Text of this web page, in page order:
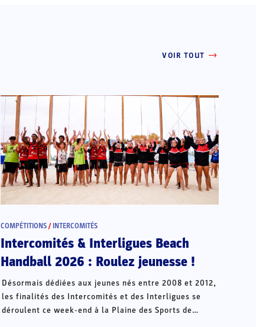
VOIR TOUT
COMPÉTITIONS / INTERCOMITÉS
Intercomités & Interligues Beach
Handball 2026 : Roulez jeunesse !
Désormais dédiées aux jeunes nés entre 2008 et 2012,
les finalités des Intercomités et des Interligues se
déroulent ce week-end à la Plaine des Sports de